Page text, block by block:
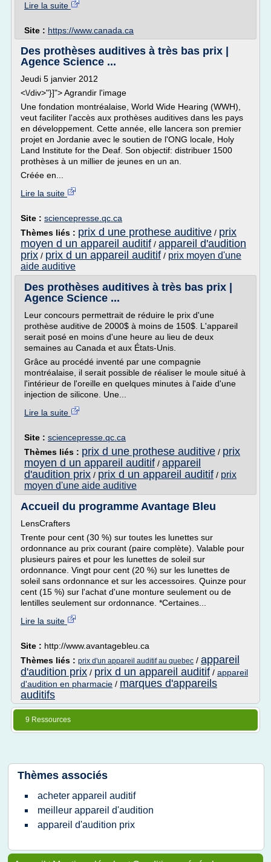
Lire la suite
Site : https://www.canada.ca
Des prothèses auditives à très bas prix |
Agence Science ...
Jeudi 5 janvier 2012
<\/div>"}]"> Agrandir l'image
Une fondation montréalaise, World Wide Hearing (WWH),
veut faciliter l'accès aux prothèses auditives dans les pays
en développement. Cette année, elle lancera son premier
projet en Jordanie avec le soutien de l'ONG locale, Holy
Land Institute for the Deaf. Son objectif: distribuer 1500
prothèses à un millier de jeunes en un an.
Créée en...
Lire la suite
Site : sciencepresse.qc.ca
Thèmes liés : prix d une prothese auditive / prix
moyen d un appareil auditif / appareil d'audition
prix / prix d un appareil auditif / prix moyen d'une
aide auditive
Des prothèses auditives à très bas prix |
Agence Science ...
Leur concours permettrait de réduire le prix d'une
prothèse auditive de 2000$ à moins de 150$. L'appareil
serait posé en moins d'une heure au lieu de deux
semaines au Canada et aux États-Unis.
Grâce au procédé inventé par une compagnie
montréalaise, il serait possible de réaliser le moule situé à
l'intérieur de l'oreille en quelques minutes à l'aide d'une
injection de silicone. Une...
Lire la suite
Site : sciencepresse.qc.ca
Thèmes liés : prix d une prothese auditive / prix
moyen d un appareil auditif / appareil
d'audition prix / prix d un appareil auditif / prix
moyen d'une aide auditive
Accueil du programme Avantage Bleu
LensCrafters
Trente pour cent (30 %) sur toutes les lunettes sur
ordonnance au prix courant (paire complète). Valable pour
plusieurs paires et pour les lunettes de soleil sur
ordonnance. Vingt pour cent (20 %) sur les lunettes de
soleil sans ordonnance et sur les accessoires. Quinze pour
cent (15 %) sur l'achat d'une monture seulement ou de
lentilles seulement sur ordonnance. *Certaines...
Lire la suite
Site : http://www.avantagebleu.ca
Thèmes liés : prix d'un appareil auditif au quebec / appareil
d'audition prix / prix d un appareil auditif / appareil
d'audition en pharmacie / marques d'appareils
auditifs
9 Ressources
Thèmes associés
acheter appareil auditif
meilleur appareil d'audition
appareil d'audition prix